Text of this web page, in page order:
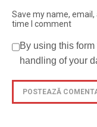
Save my name,
time I comment
By using this
handling of your